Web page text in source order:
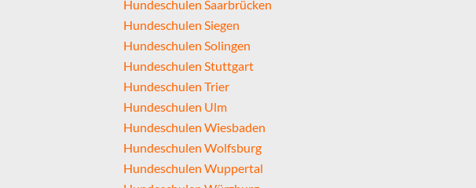
Hundeschulen Saarbrücken
Hundeschulen Siegen
Hundeschulen Solingen
Hundeschulen Stuttgart
Hundeschulen Trier
Hundeschulen Ulm
Hundeschulen Wiesbaden
Hundeschulen Wolfsburg
Hundeschulen Wuppertal